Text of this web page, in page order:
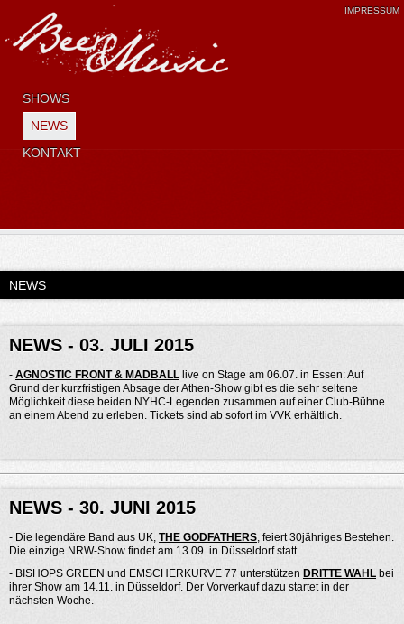
SHOWS
NEWS
KONTAKT
IMPRESSUM
NEWS
NEWS - 03. JULI 2015
- AGNOSTIC FRONT & MADBALL live on Stage am 06.07. in Essen: Auf
Grund der kurzfristigen Absage der Athen-Show gibt es die sehr seltene
Möglichkeit diese beiden NYHC-Legenden zusammen auf einer Club-Bühne
an einem Abend zu erleben. Tickets sind ab sofort im VVK erhältlich.
NEWS - 30. JUNI 2015
- Die legendäre Band aus UK, THE GODFATHERS, feiert 30jähriges Bestehen.
Die einzige NRW-Show findet am 13.09. in Düsseldorf statt.
- BISHOPS GREEN und EMSCHERKURVE 77 unterstützen DRITTE WAHL bei
ihrer Show am 14.11. in Düsseldorf. Der Vorverkauf dazu startet in der
nächsten Woche.